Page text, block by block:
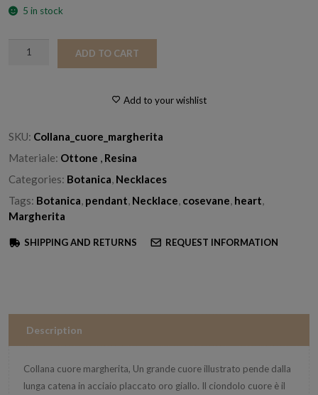
5 in stock
ADD TO CART
Add to your wishlist
SKU: Collana_cuore_margherita
Materiale: Ottone , Resina
Categories: Botanica, Necklaces
Tags: Botanica, pendant, Necklace, cosevane, heart,
Margherita
SHIPPING AND RETURNS REQUEST INFORMATION
Description
Collana cuore margherita, Un grande cuore illustrato pende dalla
lunga catena in acciaio placcato oro giallo. Il ciondolo cuore è il